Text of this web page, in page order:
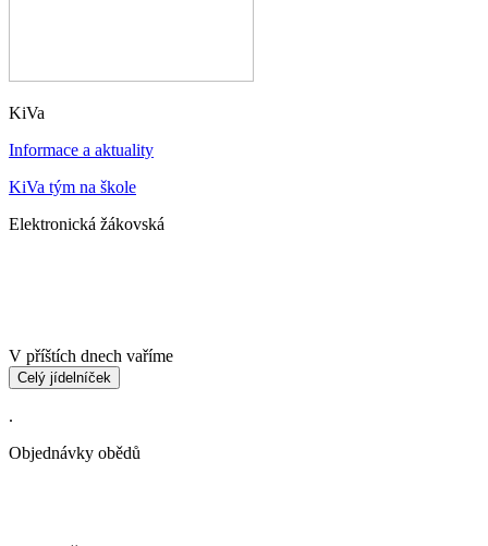
KiVa
Informace a aktuality
KiVa tým na škole
Elektronická žákovská
V příštích dnech vaříme
Celý jídelníček
.
Objednávky obědů